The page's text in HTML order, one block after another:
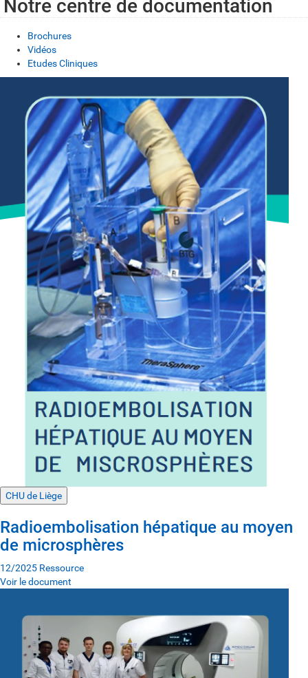
Notre centre de documentation
Brochures
Vidéos
Etudes Cliniques
CHU de Liège
Radioembolisation hépatique au moyen
de microsphères
12/2025 Ressource
Voir le document